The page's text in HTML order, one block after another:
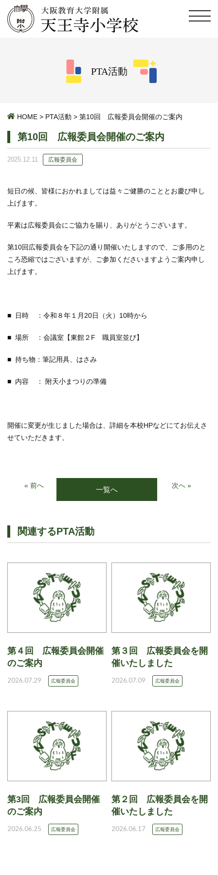
PTA活動
HOME > PTA活動 > 第10回 広報委員会開催のご案内
第10回 広報委員会開催のご案内
2025.12.11 広報委員会
短日の候、皆様におかれましては益々ご健勝のこととお慶び申し
上げます。
平素は広報委員会にご協力を賜り、ありがとうございます。
第10回広報委員会を下記の通り開催いたしますので、ご多用のと
ころ恐縮ではございますが、ご参加くださいますようご案内申し
上げます。
■ 日時 ：令和８年１月20日（火）10時から
■ 場所 ：会議室【東館２F 職員室並び】
■ 持ち物：筆記用具、はさみ
■ 内容 ： 附天小まつりの準備
開催に変更が生じました場合は、詳細を本校HPなどにてお伝えさ
せていただきます。
« 前へ 一覧へ 次へ »
関連するPTA活動
第４回 広報委員会開催
のご案内
2026.07.29 広報委員会
第３回 広報委員会を開
催いたしました
2026.07.09 広報委員会
第3回 広報委員会開催
のご案内
2026.06.25 広報委員会
第２回 広報委員会を開
催いたしました
2026.06.17 広報委員会